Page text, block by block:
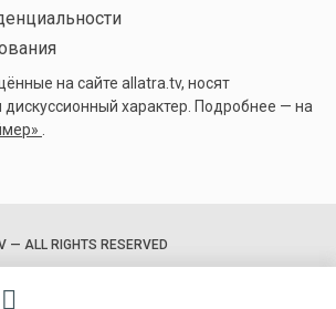
на сайте allatra.tv, носят
характер. Подробнее — на
ALL RIGHTS RESERVED